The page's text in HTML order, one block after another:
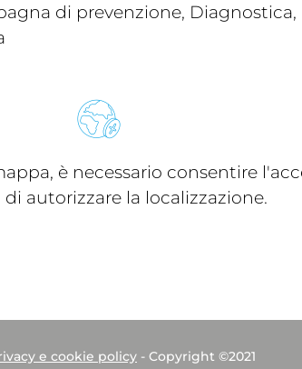
di prevenzione,
è necessario consentire
di autorizzare la localizzazione.
e cookie policy - Copyright ©2021